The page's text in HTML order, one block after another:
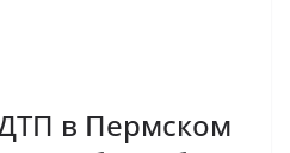
в Пермском